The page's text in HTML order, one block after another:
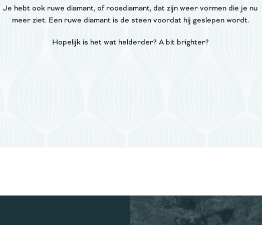
Je hebt ook ruwe diamant, of roosdiamant, dat zijn weer vormen die je nu
meer ziet. Een ruwe diamant is de steen voordat hij geslepen wordt.
Hopelijk is het wat helderder? A bit brighter?